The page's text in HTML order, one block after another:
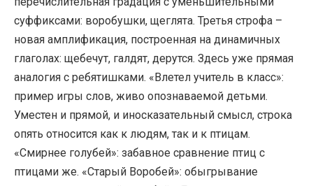
суффиксами: воробушки, щеглята. Третья строфа –
новая амплификация, построенная на динамичных
глаголах: щебечут, галдят, дерутся. Здесь уже прямая
аналогия с ребятишками. «Влетел учитель в класс»:
пример игры слов, живо опознаваемой детьми.
Уместен и прямой, и иносказательный смысл, строка
опять относится как к людям, так и к птицам.
«Смирнее голубей»: забавное сравнение птиц с
птицами же. «Старый Воробей»: обыгрывание